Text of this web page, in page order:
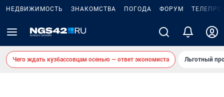
НЕДВИЖИМОСТЬ ЗНАКОМСТВА ПОГОДА ФОРУМ
Чего ждать кузбассовцам осенью — ответ экономиста Льготный